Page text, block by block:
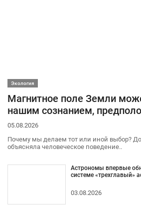
Экология
Магнитное поле Земли
нашим сознанием,
05.08.2026
Почему мы делаем тот или иной выбор?
объясняла человеческое поведение..
Астрономы впервые
системе «трехглавый»
03.08.2026